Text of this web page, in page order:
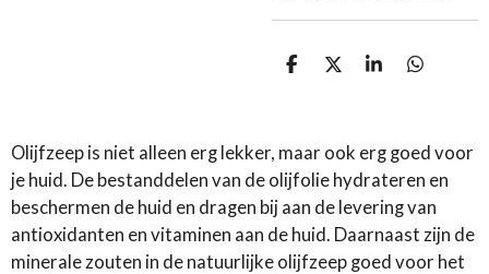
D
n
D
S
e
D
n
Olijfzeep is niet alleen erg lekker, maar ook erg goed voor
je huid. De bestanddelen van de olijfolie hydrateren en
beschermen de huid en dragen bij aan de levering van
antioxidanten en vitaminen aan de huid. Daarnaast zijn de
minerale zouten in de natuurlijke olijfzeep goed voor het